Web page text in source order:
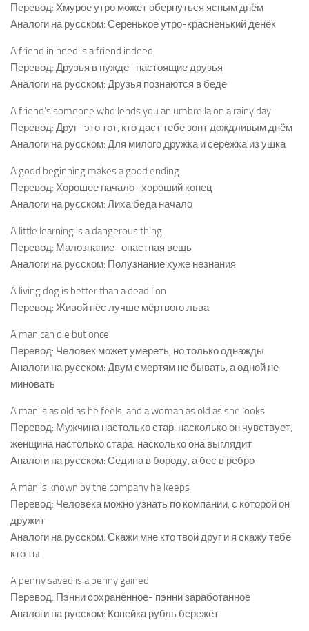
Перевод: Хмурое утро может обернуться ясным днём
Аналоги на русском: Серенькое утро-красненький денёк
A friend in need is a friend indeed
Перевод: Друзья в нужде- настоящие друзья
Аналоги на русском: Друзья познаются в беде
A friend’s someone who lends you an umbrella on a rainy day
Перевод: Друг- это тот, кто даст тебе зонт дождливым днём
Аналоги на русском: Для милого дружка и серёжка из ушка
A good beginning makes a good ending
Перевод: Хорошее начало -хороший конец
Аналоги на русском: Лиха беда начало
A little learning is a dangerous thing
Перевод: Малознание- опастная вещь
Аналоги на русском: Полузнание хуже незнания
A living dog is better than a dead lion
Перевод: Живой пёс лучше мёртвого льва
A man can die but once
Перевод: Человек может умереть, но только однажды
Аналоги на русском: Двум смертям не бывать, а одной не
миновать
A man is as old as he feels, and a woman as old as she looks
Перевод: Мужчина настолько стар, насколько он чувствует,
женщина настолько стара, насколько она выглядит
Аналоги на русском: Седина в бороду, а бес в ребро
A man is known by the company he keeps
Перевод: Человека можно узнать по компании, с которой он
дружит
Аналоги на русском: Скажи мне кто твой друг и я скажу тебе
кто ты
A penny saved is a penny gained
Перевод: Пэнни сохранённое- пэнни заработанное
Аналоги на русском: Копейка рубль бережёт